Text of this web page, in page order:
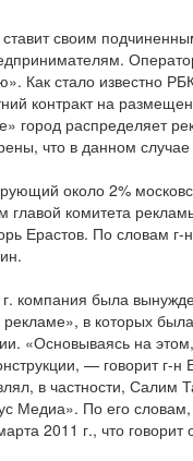
своим
Как стало известно
контракт на
город распределяет
что в данном
около 2%
главой комитета
Ерастов. По словам г-
г. компания была
в которых
«Основываясь на
— говорит г-
в частности,
Медиа». По его
2011 г., что